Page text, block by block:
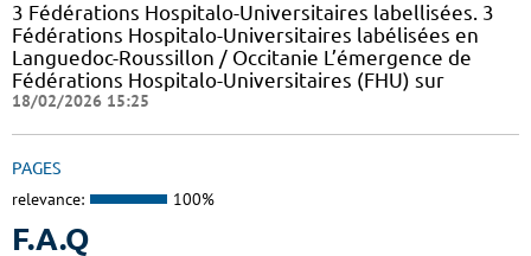
3 Fédérations Hospitalo-Universitaires labellisées. 3
Fédérations Hospitalo-Universitaires labélisées en
Languedoc-Roussillon / Occitanie L’émergence de
Fédérations Hospitalo-Universitaires (FHU) sur
18/02/2026 15:25
PAGES
relevance: 100%
F.A.Q